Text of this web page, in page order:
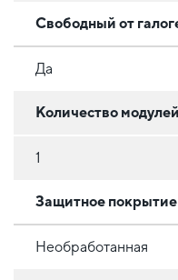
Свободный от
Да
Количество
1
Защитное покрытие
Необработанная